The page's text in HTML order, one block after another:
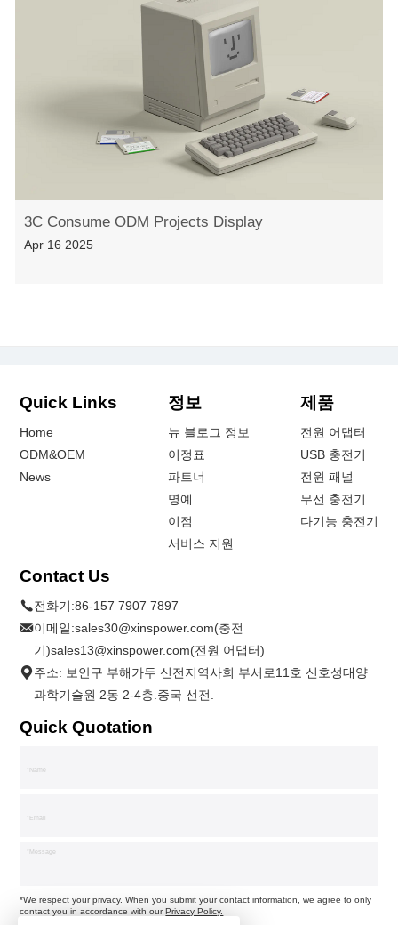
3C Consume ODM Projects Display
Apr 16 2025
Quick Links
Home
ODM&OEM
News
정보
뉴 블로그 정보
이정표
파트너
명예
이점
서비스 지원
제품
전원 어댑터
USB 충전기
전원 패널
무선 충전기
다기능 충전기
Contact Us
전화기:86-157 7907 7897
이메일:sales30@xinspower.com(충전
기)sales13@xinspower.com(전원 어댑터)
주소: 보안구 부해가두 신전지역사회 부서로11호 신호성대양
과학기술원 2동 2-4층.중국 선전.
Quick Quotation
*We respect your privacy. When you submit your contact information, we agree to only
contact you in accordance with ourPrivacy Policy.